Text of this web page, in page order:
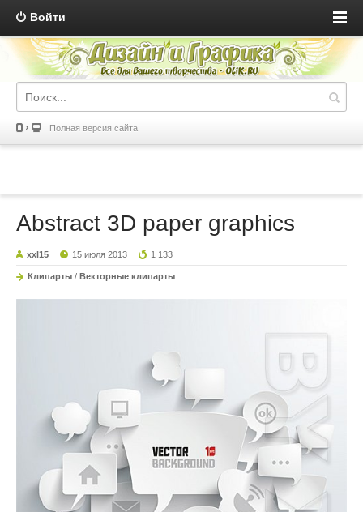
Войти
Полная версия сайта
Abstract 3D paper graphics
xxl15 15 июля 2013 1 133
Клипарты / Векторные клипарты